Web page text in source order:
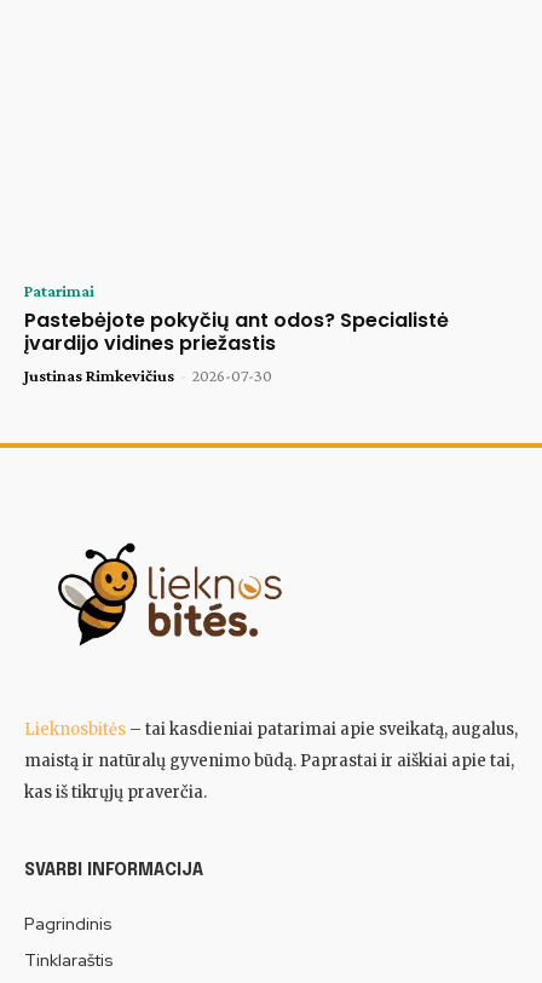
Patarimai
Pastebėjote pokyčių ant odos? Specialistė
įvardijo vidines priežastis
Justinas Rimkevičius - 2026-07-30
Lieknosbitės – tai kasdieniai patarimai apie sveikatą, augalus,
maistą ir natūralų gyvenimo būdą. Paprastai ir aiškiai apie tai,
kas iš tikrųjų praverčia.
SVARBI INFORMACIJA
Pagrindinis
Tinklaraštis